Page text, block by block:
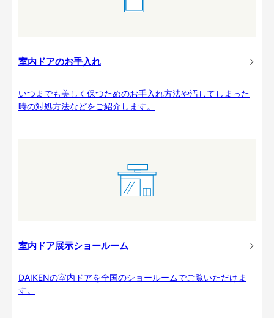
室内ドアのお手入れ
いつまでも美しく保つためのお手入れ方法や汚してしまった
時の対処方法などをご紹介します。
室内ドア展示ショールーム
DAIKENの室内ドアを全国のショールームでご覧いただけま
す。